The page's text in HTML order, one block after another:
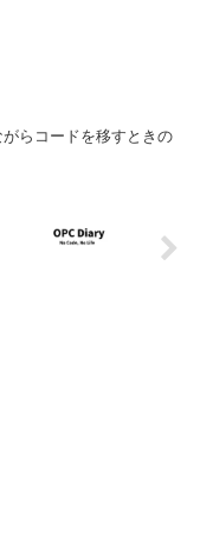
らコードを移すときの